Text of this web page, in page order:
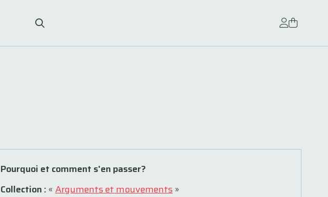
Pourquoi et comment s'en passer?
Collection : « Arguments et mouvements»